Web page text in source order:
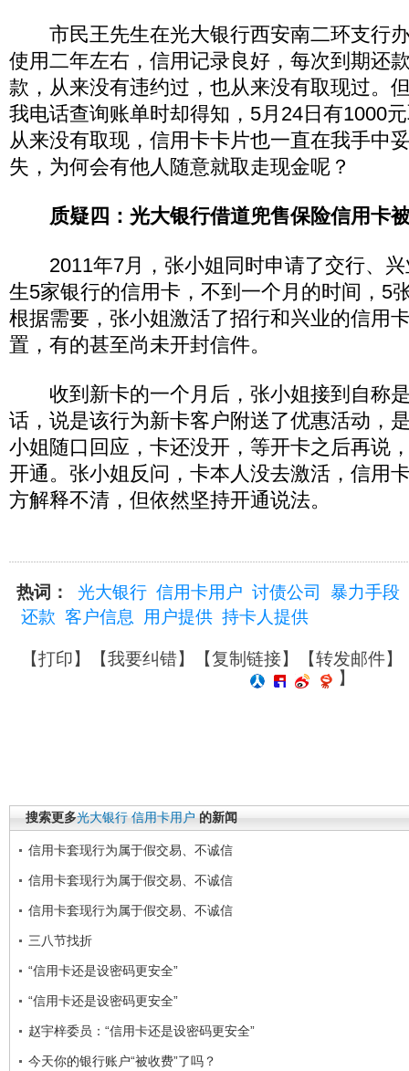
市民王先生在光大银行西安南二环支行
使用二年左右，信用记录良好，每次到期还
款，从来没有违约过，也从来没有取现过。
我电话查询账单时却得知，5月24日有1000
从来没有取现，信用卡卡片也一直在我手中
失，为何会有他人随意就取走现金呢？
质疑四：光大银行借道兜售保险信用卡
2011年7月，张小姐同时申请了交行、兴
生5家银行的信用卡，不到一个月的时间，5
根据需要，张小姐激活了招行和兴业的信用
置，有的甚至尚未开封信件。
收到新卡的一个月后，张小姐接到自称
话，说是该行为新卡客户附送了优惠活动，
小姐随口回应，卡还没开，等开卡之后再说
开通。张小姐反问，卡本人没去激活，信用
方解释不清，但依然坚持开通说法。
热词： 光大银行 信用卡用户 讨债公司
暴力手段
还款 客户信息 用户提供 持卡人提供
【打印】【我要纠错】【复制链接】【转发邮件】
】
搜索更多光大银行 信用卡用户 的新闻
信用卡套现行为属于假交易、不诚信
信用卡套现行为属于假交易、不诚信
信用卡套现行为属于假交易、不诚信
三八节找折
“信用卡还是设密码更安全”
“信用卡还是设密码更安全”
赵宇梓委员：“信用卡还是设密码更安全”
今天你的银行账户“被收费”了吗？